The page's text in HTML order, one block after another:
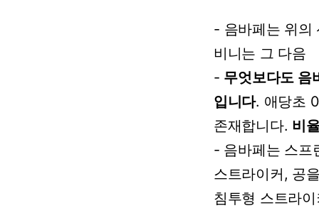
- 음바페는 위의
비니는 그 다음
- 무엇보다도 음
입니다. 애당초
존재합니다. 비
- 음바페는 스프
스트라이커, 공
침투형 스트라